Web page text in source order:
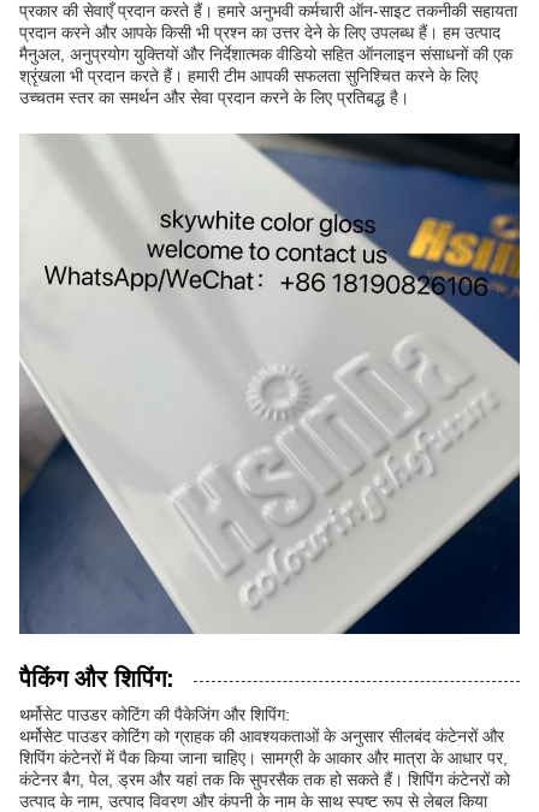
प्रकार की सेवाएँ प्रदान करते हैं। हमारे अनुभवी कर्मचारी ऑन-साइट तकनीकी सहायता
प्रदान करने और आपके किसी भी प्रश्न का उत्तर देने के लिए उपलब्ध हैं। हम उत्पाद
मैनुअल, अनुप्रयोग युक्तियों और निर्देशात्मक वीडियो सहित ऑनलाइन संसाधनों की एक
श्रृंखला भी प्रदान करते हैं। हमारी टीम आपकी सफलता सुनिश्चित करने के लिए
उच्चतम स्तर का समर्थन और सेवा प्रदान करने के लिए प्रतिबद्ध है।
पैकिंग और शिपिंग:
थर्मोसेट पाउडर कोटिंग की पैकेजिंग और शिपिंग:
थर्मोसेट पाउडर कोटिंग को ग्राहक की आवश्यकताओं के अनुसार सीलबंद कंटेनरों और
शिपिंग कंटेनरों में पैक किया जाना चाहिए। सामग्री के आकार और मात्रा के आधार पर,
कंटेनर बैग, पेल, ड्रम और यहां तक ​​कि सुपरसैक तक हो सकते हैं। शिपिंग कंटेनरों को
उत्पाद के नाम, उत्पाद विवरण और कंपनी के नाम के साथ स्पष्ट रूप से लेबल किया